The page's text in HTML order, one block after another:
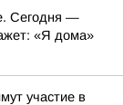
Сегодня —
«Я дома»
участие в